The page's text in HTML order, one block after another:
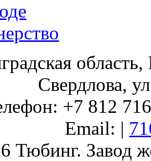
Свердлова,
+7 812
Email: |
Тюбинг. Завод